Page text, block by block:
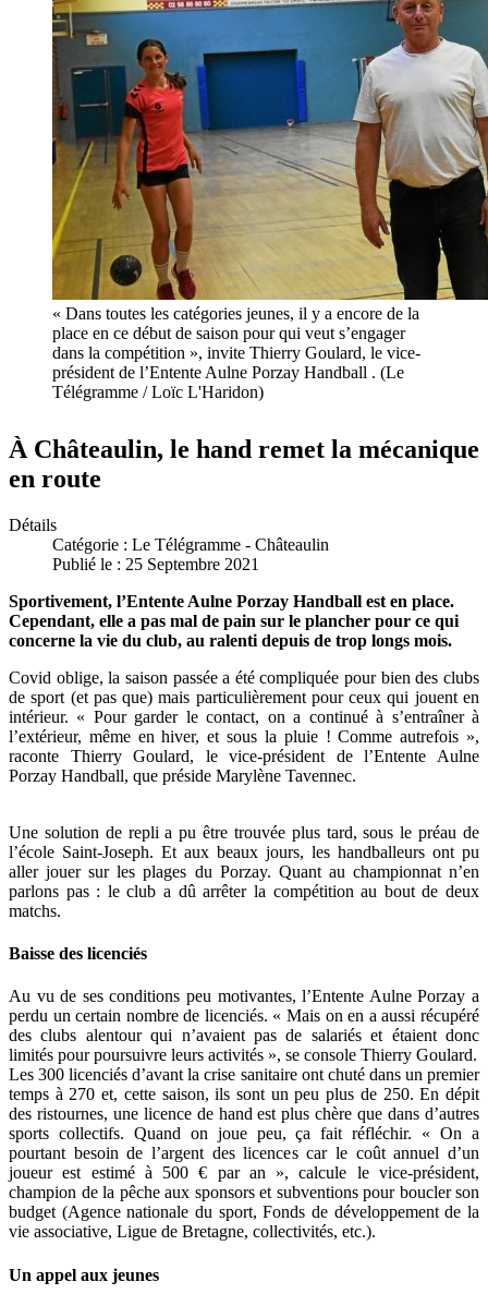
« Dans toutes les catégories jeunes, il y a encore de la
place en ce début de saison pour qui veut s’engager
dans la compétition », invite Thierry Goulard, le vice-
président de l’Entente Aulne Porzay Handball . (Le
Télégramme / Loïc L'Haridon)
À Châteaulin, le hand remet la mécanique
en route
Détails
Catégorie : Le Télégramme - Châteaulin
Publié le : 25 Septembre 2021
Sportivement, l’Entente Aulne Porzay Handball est en place.
Cependant, elle a pas mal de pain sur le plancher pour ce qui
concerne la vie du club, au ralenti depuis de trop longs mois.
Covid oblige, la saison passée a été compliquée pour bien des clubs
de sport (et pas que) mais particulièrement pour ceux qui jouent en
intérieur. « Pour garder le contact, on a continué à s’entraîner à
l’extérieur, même en hiver, et sous la pluie ! Comme autrefois »,
raconte Thierry Goulard, le vice-président de l’Entente Aulne
Porzay Handball, que préside Marylène Tavennec.
Une solution de repli a pu être trouvée plus tard, sous le préau de
l’école Saint-Joseph. Et aux beaux jours, les handballeurs ont pu
aller jouer sur les plages du Porzay. Quant au championnat n’en
parlons pas : le club a dû arrêter la compétition au bout de deux
matchs.
Baisse des licenciés
Au vu de ses conditions peu motivantes, l’Entente Aulne Porzay a
perdu un certain nombre de licenciés. « Mais on en a aussi récupéré
des clubs alentour qui n’avaient pas de salariés et étaient donc
limités pour poursuivre leurs activités », se console Thierry Goulard.
Les 300 licenciés d’avant la crise sanitaire ont chuté dans un premier
temps à 270 et, cette saison, ils sont un peu plus de 250. En dépit
des ristournes, une licence de hand est plus chère que dans d’autres
sports collectifs. Quand on joue peu, ça fait réfléchir. « On a
pourtant besoin de l’argent des licences car le coût annuel d’un
joueur est estimé à 500 € par an », calcule le vice-président,
champion de la pêche aux sponsors et subventions pour boucler son
budget (Agence nationale du sport, Fonds de développement de la
vie associative, Ligue de Bretagne, collectivités, etc.).
Un appel aux jeunes